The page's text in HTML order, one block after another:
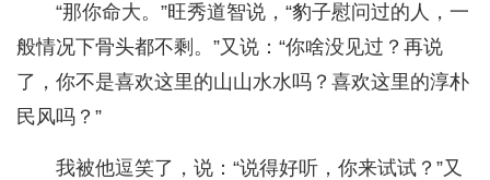
“那你命大。”旺秀道智说，“豹子慰问过的人，一
般情况下骨头都不剩。”又说：“你啥没见过？再说
了，你不是喜欢这里的山山水水吗？喜欢这里的淳朴
民风吗？”
我被他逗笑了，说：“说得好听，你来试试？”又